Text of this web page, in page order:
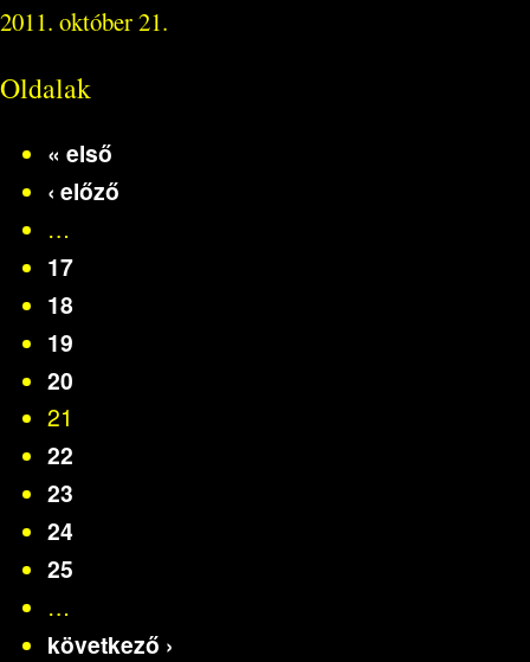
2011. október 21.
Oldalak
« első
‹ előző
…
17
18
19
20
21
22
23
24
25
…
következő ›